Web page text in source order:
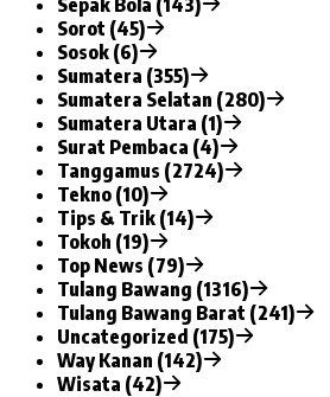
Sorot (45)
Sosok (6)
Sumatera (355)
Sumatera Selatan (280)
Sumatera Utara (1)
Surat Pembaca (4)
Tanggamus (2724)
Tekno (10)
Tips & Trik (14)
Tokoh (19)
Top News (79)
Tulang Bawang (1316)
Tulang Bawang Barat (241)
Uncategorized (175)
Way Kanan (142)
Wisata (42)